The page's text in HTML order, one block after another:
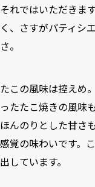
それではいただきま
く、さすがパティシ
さ。
たこの風味は控えめ
ったたこ焼きの風味
ほんのりとした甘さ
感覚の味わいです。
出しています。